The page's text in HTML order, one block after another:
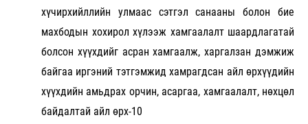
хүчирхийллийн улмаас сэтгэл санааны болон бие
махбодын хохирол хүлээж хамгаалалт шаардлагатай
болсон хүүхдийг асран хамгаалж, харгалзан дэмжиж
байгаа иргэний тэтгэмжид хамрагдсан айл өрхүүдийн
хүүхдийн амьдрах орчин, асаргаа, хамгаалалт, нөхцөл
байдалтай айл өрх-10